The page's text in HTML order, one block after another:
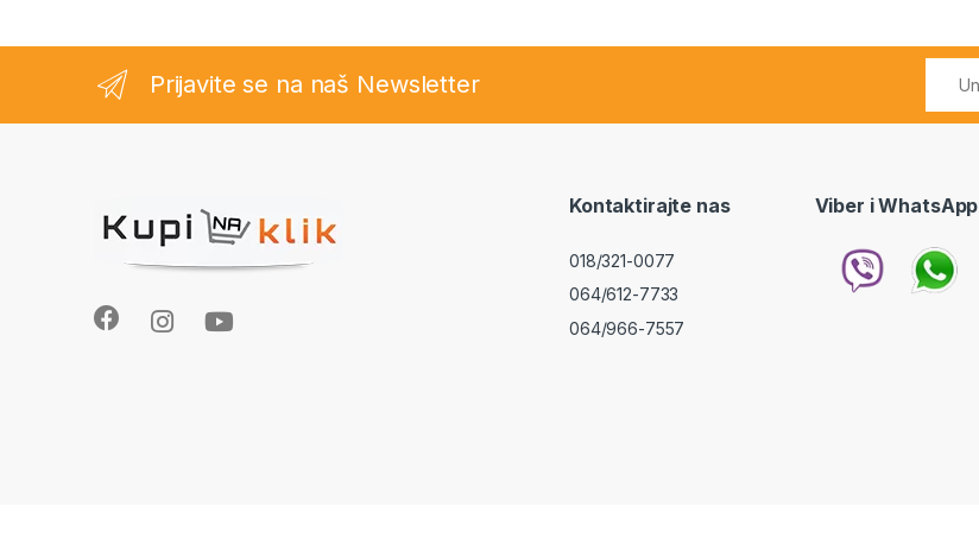
Prijavite se na naš Newsletter
Kontaktirajte nas
018/321-0077
064/612-7733
064/966-7557
Viber i WhatsApp